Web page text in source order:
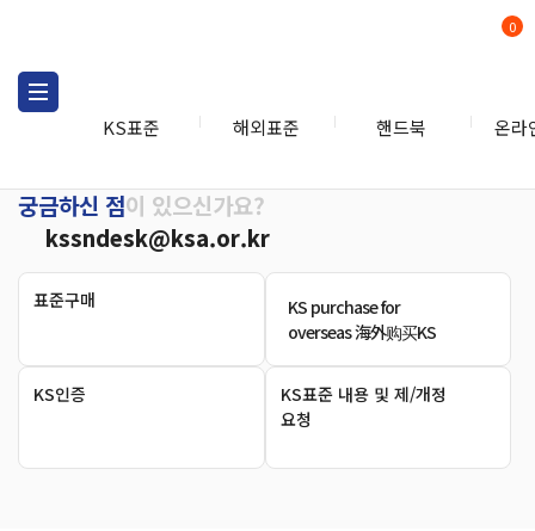
KS표준 해외표준 핸드북 온라
0
궁금하신 점이 있으신가요?
kssndesk@ksa.or.kr
표준구매
KS purchase for
overseas 海外购买KS
KS인증
KS표준 내용 및 제/개정
요청